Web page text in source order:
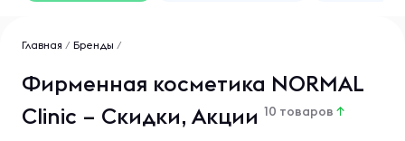
Главная / Бренды /
Фирменная косметика NORMAL
Clinic – Скидки, Акции 10 товаров ↑